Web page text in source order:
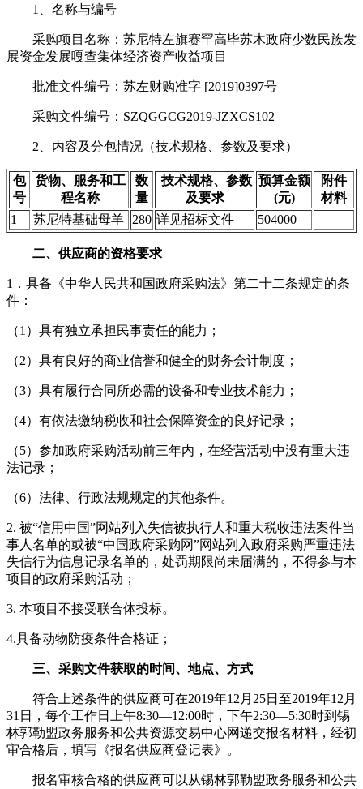
1、名称与编号
采购项目名称：苏尼特左旗赛罕高毕苏木政府少数民族发
展资金发展嘎查集体经济资产收益项目
批准文件编号：苏左财购准字 [2019]0397号
采购文件编号：SZQGGCG2019-JZXCS102
2、内容及分包情况（技术规格、参数及要求）
包
号
货物、服务和工
程名称
数
量
技术规格、参数
及要求
预算金额
(元)
附件
材料
1
苏尼特基础母羊 280 详见招标文件 504000
二、供应商的资格要求
1．具备《中华人民共和国政府采购法》第二十二条规定的条
件：
（1）具有独立承担民事责任的能力；
（2）具有良好的商业信誉和健全的财务会计制度；
（3）具有履行合同所必需的设备和专业技术能力；
（4）有依法缴纳税收和社会保障资金的良好记录；
（5）参加政府采购活动前三年内，在经营活动中没有重大违
法记录；
（6）法律、行政法规规定的其他条件。
2. 被“信用中国”网站列入失信被执行人和重大税收违法案件当
事人名单的或被“中国政府采购网”网站列入政府采购严重违法
失信行为信息记录名单的，处罚期限尚未届满的，不得参与本
项目的政府采购活动；
3. 本项目不接受联合体投标。
4.具备动物防疫条件合格证；
三、采购文件获取的时间、地点、方式
符合上述条件的供应商可在2019年12月25日至2019年12月
31日，每个工作日上午8:30—12:00时，下午2:30—5:30时到锡
林郭勒盟政务服务和公共资源交易中心网递交报名材料，经初
审合格后，填写《报名供应商登记表》。
报名审核合格的供应商可以从锡林郭勒盟政务服务和公共